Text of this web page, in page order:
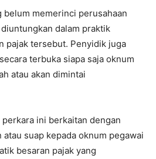
belum memerinci perusahaan
dalam praktik
pajak tersebut. Penyidik juga
terbuka siapa saja oknum
atau akan dimintai
ini berkaitan dengan
atau suap kepada oknum pegawai
besaran pajak yang